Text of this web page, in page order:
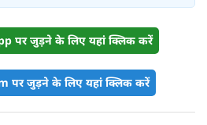
पर जुड़ने के लिए यहां क्लिक करें
पर जुड़ने के लिए यहां क्लिक करें